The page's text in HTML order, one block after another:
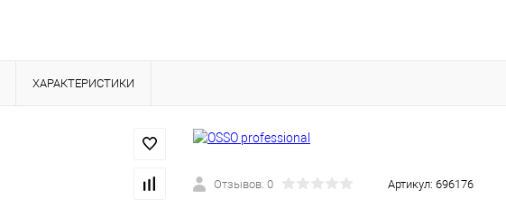
ХАРАКТЕРИСТИКИ
Отзывов: 0 Артикул: 696176